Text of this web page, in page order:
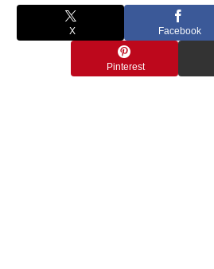
X Facebook
Pinterest